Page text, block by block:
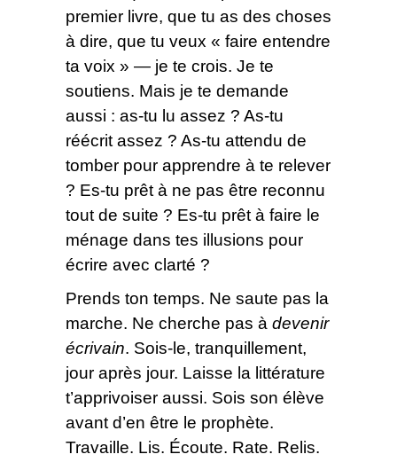
premier livre, que tu as des choses
à dire, que tu veux « faire entendre
ta voix » — je te crois. Je te
soutiens. Mais je te demande
aussi : as-tu lu assez ? As-tu
réécrit assez ? As-tu attendu de
tomber pour apprendre à te relever
? Es-tu prêt à ne pas être reconnu
tout de suite ? Es-tu prêt à faire le
ménage dans tes illusions pour
écrire avec clarté ?
Prends ton temps. Ne saute pas la
marche. Ne cherche pas à devenir
écrivain. Sois-le, tranquillement,
jour après jour. Laisse la littérature
t’apprivoiser aussi. Sois son élève
avant d’en être le prophète.
Travaille. Lis. Écoute. Rate. Relis.